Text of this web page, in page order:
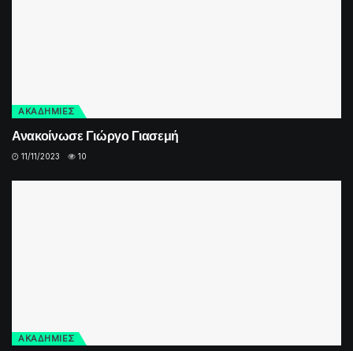
ΑΚΑΔΗΜΙΕΣ
Ανακοίνωσε Γιώργο Γιασεμή
11/11/2023 10
ΑΚΑΔΗΜΙΕΣ